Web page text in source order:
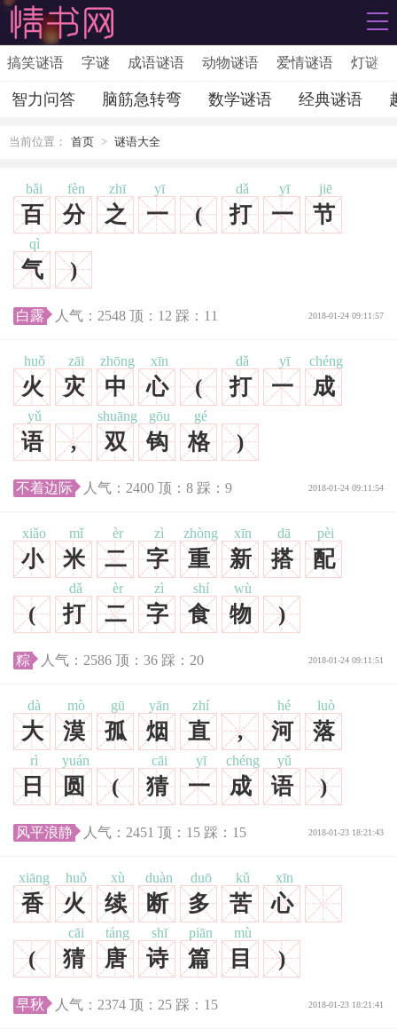
搞笑谜语 字谜 成语谜语 动物谜语 爱情谜语 灯谜
智力问答 脑筋急转弯 数学谜语 经典谜语
当前位置： 首页 > 谜语大全
百
bǎi
分
fèn
之
zhī
一
yī
( 打
dǎ
一
yī
节
jiē
气
qì
)
2018-01-24 09:11:57
白露 人气： 2548 顶： 12 踩： 11
火
huǒ
灾
zāi
中
zhōng
心
xīn
( 打
dǎ
一
yī
成
chéng
语
yǔ
, 双
shuāng
钩
gōu
格
gé
)
2018-01-24 09:11:54
不着边际 人气： 2400 顶： 8 踩： 9
小
xiǎo
米
mǐ
二
èr
字
zì
重
zhòng
新
xīn
搭
dā
配
pèi
( 打
dǎ
二
èr
字
zì
食
shí
物
wù
)
2018-01-24 09:11:51
粽 人气： 2586 顶： 36 踩： 20
大
dà
漠
mò
孤
gū
烟
yān
直
zhí
, 河
hé
落
luò
日
rì
圆
yuán
( 猜
cāi
一
yī
成
chéng
语
yǔ
)
2018-01-23 18:21:43
风平浪静 人气： 2451 顶： 15 踩： 15
香
xiāng
火
huǒ
续
xù
断
duàn
多
duō
苦
kǔ
心
xīn
( 猜
cāi
唐
táng
诗
shī
篇
piān
目
mù
)
2018-01-23 18:21:41
早秋 人气： 2374 顶： 25 踩： 15